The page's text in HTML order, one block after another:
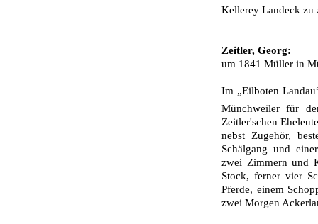
Kelle­rey Landeck zu
Zeitler, Georg:
um 1841 Müller in
Im „Eilboten
Münchweiler für
Zeitler'schen
nebst Zugehör,
Schälgang und
zwei Zimmern und
Stock, ferner vier
Pferde, einem
zwei Morgen